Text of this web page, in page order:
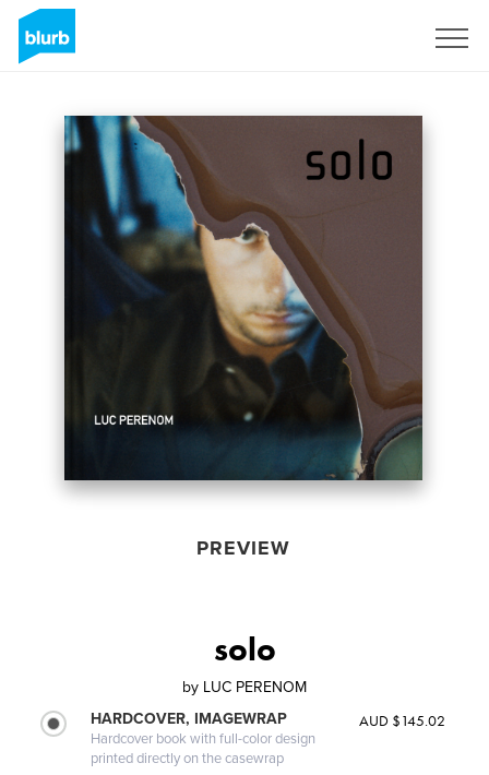
PREVIEW
solo
by LUC PERENOM
HARDCOVER, IMAGEWRAP
Hardcover book with full-color design
printed directly on the casewrap
AUD $145.02